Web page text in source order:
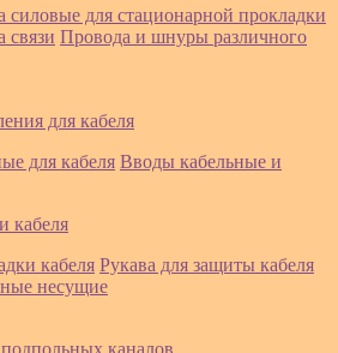
силовые для стационарной прокладки
связи Провода и шнуры различного
для кабеля
для кабеля Вводы кабельные и
кабеля
кабеля Рукава для защиты кабеля
несущие
каналов,